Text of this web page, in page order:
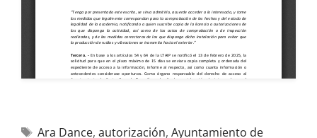
Ara Dance, autorización, Ayuntamiento de